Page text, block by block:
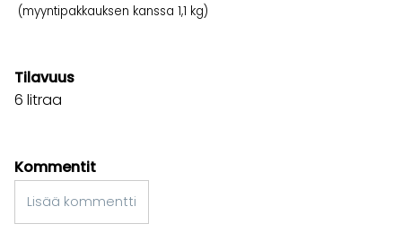
(myyntipakkauksen kanssa 1,1 kg)
Tilavuus
6 litraa
Kommentit
Lisää kommentti